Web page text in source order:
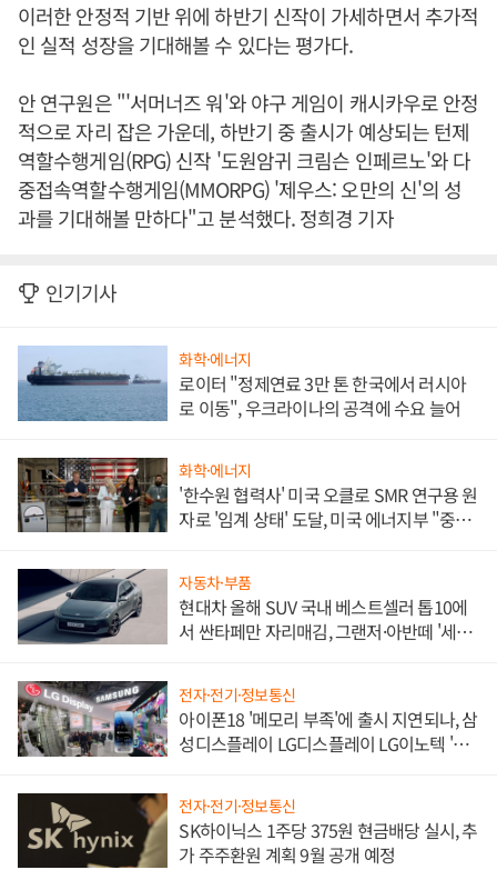
이러한 안정적 기반 위에 하반기 신작이 가세하면서 추가적
인 실적 성장을 기대해볼 수 있다는 평가다.
안 연구원은 "'서머너즈 워'와 야구 게임이 캐시카우로 안정
적으로 자리 잡은 가운데, 하반기 중 출시가 예상되는 턴제
역할수행게임(RPG) 신작 '도원암귀 크림슨 인페르노'와 다
중접속역할수행게임(MMORPG) '제우스: 오만의 신'의 성
과를 기대해볼 만하다"고 분석했다. 정희경 기자
인기기사
화학·에너지
로이터 "정제연료 3만 톤 한국에서 러시아
로 이동", 우크라이나의 공격에 수요 늘어
화학·에너지
'한수원 협력사' 미국 오클로 SMR 연구용 원
자로 '임계 상태' 도달, 미국 에너지부 "중요
자동차·부품
현대차 올해 SUV 국내 베스트셀러 톱10에
서 싼타페만 자리매김, 그랜저·아반떼 '세단
전자·전기·정보통신
아이폰18 '메모리 부족'에 출시 지연되나, 삼
성디스플레이 LG디스플레이 LG이노텍 '탈
전자·전기·정보통신
SK하이닉스 1주당 375원 현금배당 실시, 추
가 주주환원 계획 9월 공개 예정